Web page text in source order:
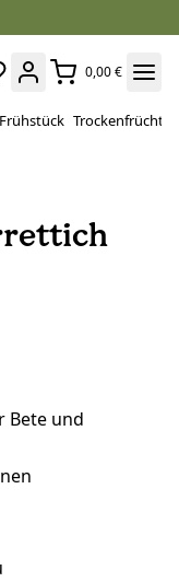
0,00 €
Frühstück Trockenfrüchte
Bete und